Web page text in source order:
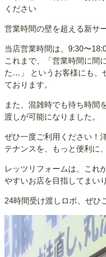
ください
営業時間の壁を超える新サ
当店営業時間は、9:30〜
これまで、「営業時間に間
た…」 というお客様にも、
ております。
また、混雑時でも待ち時間
渡しが可能になりました。
ぜひ一度ご利用ください！
テナンスを、もっと便利に
レッツリフォームは、これ
やすいお店を目指してまい
24時間受け渡しロボ、ぜひ